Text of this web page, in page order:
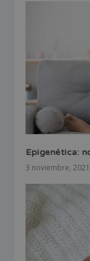
Epigenética:
3 noviembre, 2021